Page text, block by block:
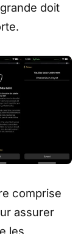
doit
comprise
assurer
les